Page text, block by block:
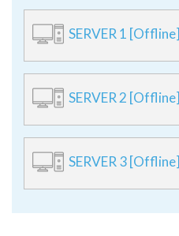
SERVER 1 [Offline]
SERVER 2 [Offline]
SERVER 3 [Offline]